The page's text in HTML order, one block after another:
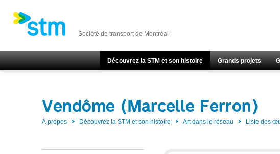
Société de transport de Montréal
Découvrez la STM et son histoire Grands projets
Vendôme (Marcelle Ferron)
À propos Découvrez la STM et son histoire Art dans le réseau Liste des